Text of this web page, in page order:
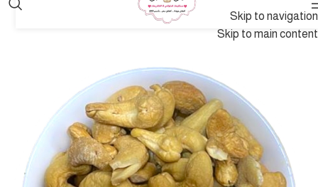
Skip to navigation
Skip to main content